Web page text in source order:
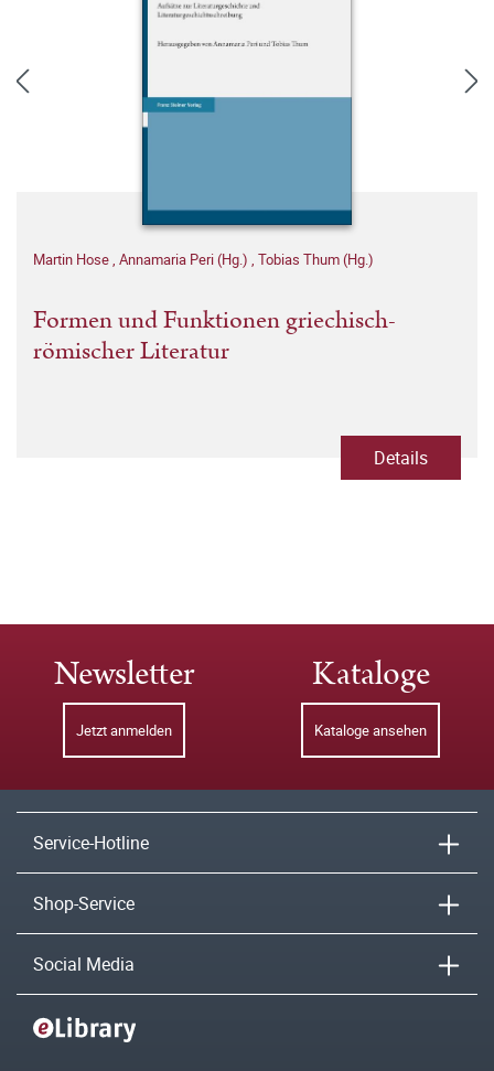
Martin Hose, Annamaria Peri (Hg.) , Tobias Thum (Hg.)
Formen und Funktionen griechisch-
römischer Literatur
Details
Newsletter
Jetzt anmelden
Kataloge
Kataloge ansehen
Service-Hotline
Shop-Service
Social Media